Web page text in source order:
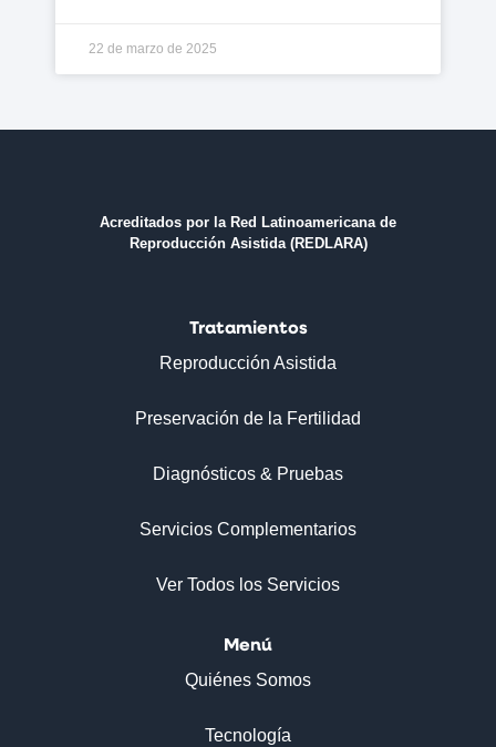
22 de marzo de 2025
Acreditados por la Red Latinoamericana de
Reproducción Asistida (REDLARA)
Tratamientos
Reproducción Asistida
Preservación de la Fertilidad
Diagnósticos & Pruebas
Servicios Complementarios
Ver Todos los Servicios
Menú
Quiénes Somos
Tecnología